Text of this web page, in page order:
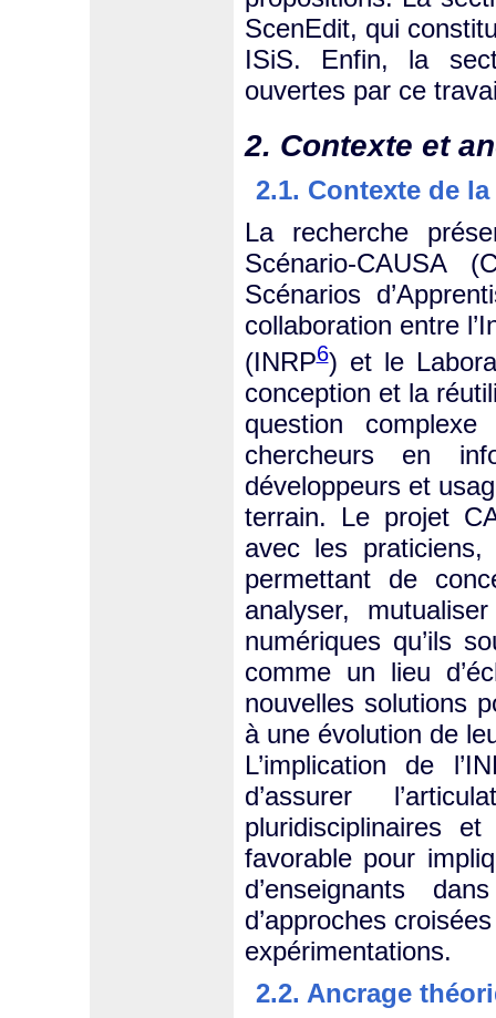
ScenEdit, qui
ISiS. Enfin, la
ouvertes par ce
2. Contexte et
2.1. Contexte de
La recherche
Scénario-CAUSA
Scénarios
collaboration entre
(INRP6) et le
conception et la
question
chercheurs en
développeurs et
terrain. Le projet
avec les
permettant de
analyser,
numériques qu’ils
comme un lieu
nouvelles solutions
à une évolution de
L’implication de
d’assurer
pluridisciplinaires
favorable pour
d’enseignants
d’approches
expérimentations.
2.2. Ancrage